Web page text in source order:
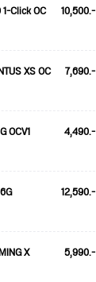
Click OC
10,500.-
XS OC 7,690.-
OCV1 4,490.-
12,590.-
X 5,990.-